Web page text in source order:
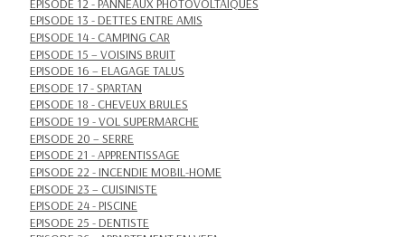
EPISODE 12 - PANNEAUX PHOTOVOLTAIQUES
EPISODE 13 - DETTES ENTRE AMIS
EPISODE 14 - CAMPING CAR
EPISODE 15 – VOISINS BRUIT
EPISODE 16 – ELAGAGE TALUS
EPISODE 17 - SPARTAN
EPISODE 18 - CHEVEUX BRULES
EPISODE 19 - VOL SUPERMARCHE
EPISODE 20 – SERRE
EPISODE 21 - APPRENTISSAGE
EPISODE 22 - INCENDIE MOBIL-HOME
EPISODE 23 – CUISINISTE
EPISODE 24 - PISCINE
EPISODE 25 - DENTISTE